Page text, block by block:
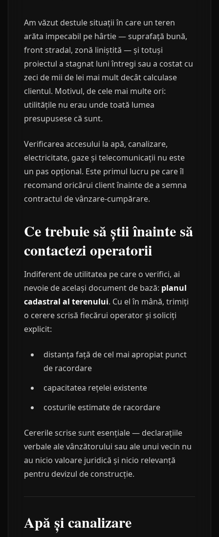
Am văzut destule situații în care un teren
arăta impecabil pe hârtie — suprafață bună,
front stradal, zonă liniștită — și totuși
proiectul a stagnat luni întregi sau a costat cu
zeci de mii de lei mai mult decât calculase
clientul. Motivul, de cele mai multe ori:
utilitățile nu erau unde toată lumea
presupusese că sunt.
Verificarea accesului la apă, canalizare,
electricitate, gaze și telecomunicații nu este
un pas opțional. Este primul lucru pe care îl
recomand oricărui client înainte de a semna
contractul de vânzare-cumpărare.
Ce trebuie să știi înainte să
contactezi operatorii
Indiferent de utilitatea pe care o verifici, ai
nevoie de același document de bază: planul
cadastral al terenului. Cu el în mână, trimiți
o cerere scrisă fiecărui operator și soliciți
explicit:
distanța față de cel mai apropiat punct
de racordare
capacitatea rețelei existente
costurile estimate de racordare
Cererile scrise sunt esențiale — declarațiile
verbale ale vânzătorului sau ale unui vecin nu
au nicio valoare juridică și nicio relevanță
pentru devizul de construcție.
Apă și canalizare